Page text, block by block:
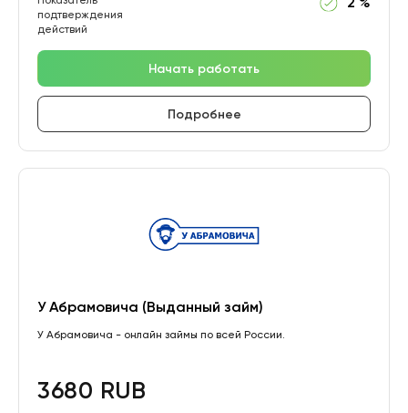
подтверждения
действий
Начать работать
Подробнее
У Абрамовича (Выданный займ)
У Абрамовича - онлайн займы по всей России.
3680 RUB